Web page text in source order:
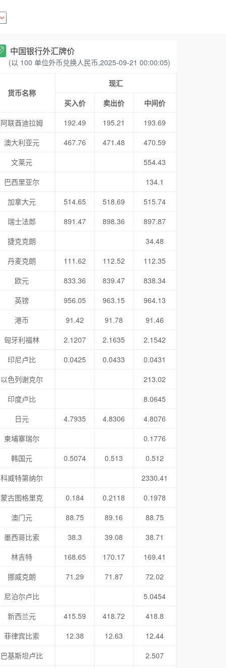
中国银行外汇牌价
(以 100 单位外币兑换人民币,2025-09-21 00:00:05)
货币名称
现汇
买入价
卖出价
中间价
阿联酋迪拉姆
192.49 195.21
193.69
澳大利亚元
467.76 471.48
470.59
文莱元
554.43
巴西里亚尔
134.1
加拿大元
514.65 518.69
515.74
瑞士法郎
891.47 898.36
897.87
捷克克朗
34.48
丹麦克朗
111.62 112.52
112.35
欧元
833.36 839.47
838.34
英镑
956.05 963.15
964.13
港币
91.42 91.78
91.46
匈牙利福林
2.1207 2.1635
2.1542
印尼卢比
0.0425 0.0433
0.0431
以色列谢克尔
213.02
印度卢比
8.0645
日元
4.7935 4.8306
4.8076
柬埔寨瑞尔
0.1776
韩国元
0.5074 0.513
0.512
科威特第纳尔
2330.41
蒙古图格里克
0.184 0.2118
0.1978
澳门元
88.75 89.16
88.75
墨西哥比索
38.3 39.08
38.71
林吉特
168.65 170.17
169.41
挪威克朗
71.29 71.87
72.02
尼泊尔卢比
5.0454
新西兰元
415.59 418.72
418.8
菲律宾比索
12.38 12.63
12.44
巴基斯坦卢比
2.507